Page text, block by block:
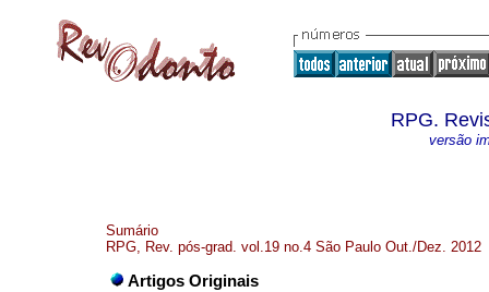
RPG.
versão
Sumário
RPG, Rev. pós-grad. vol.19 no.4 São Paulo Out./Dez. 2012
Artigos Originais